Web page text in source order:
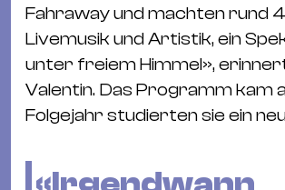
Fahraway und machten rund
Livemusik und Artistik, ein
unter freiem Himmel»,
Valentin. Das Programm kam
Folgejahr studierten sie ein